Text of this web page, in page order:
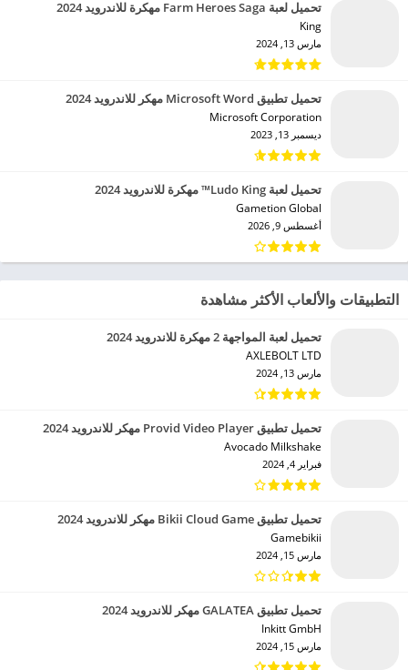
تحميل لعبة Farm Heroes Saga مهكرة للاندرويد 2024
King‏
مارس 13, 2024
تحميل تطبيق Microsoft Word مهكر للاندرويد 2024
Microsoft Corporation‏
ديسمبر 13, 2023
تحميل لعبة Ludo King™ مهكرة للاندرويد 2024
Gametion Global‏
أغسطس 9, 2026
التطبيقات والألعاب الأكثر مشاهدة
تحميل لعبة المواجهة 2 مهكرة للاندرويد 2024
AXLEBOLT LTD‏
مارس 13, 2024
تحميل تطبيق Provid Video Player مهكر للاندرويد 2024
Avocado Milkshake‏
فبراير 4, 2024
تحميل تطبيق Bikii Cloud Game مهكر للاندرويد 2024
Gamebikii‏
مارس 15, 2024
تحميل تطبيق GALATEA مهكر للاندرويد 2024
Inkitt GmbH‏
مارس 15, 2024